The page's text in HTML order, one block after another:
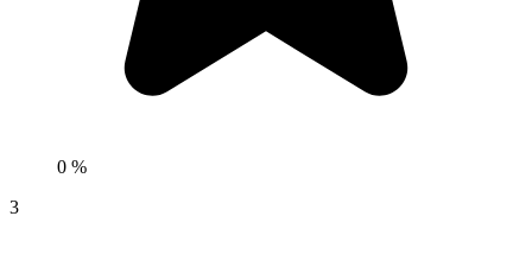
0 %
3